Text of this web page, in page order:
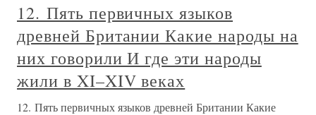
12. Пять первичных языков
древней Британии Какие народы на
них говорили И где эти народы
жили в XI–XIV веках
12. Пять первичных языков древней Британии Какие